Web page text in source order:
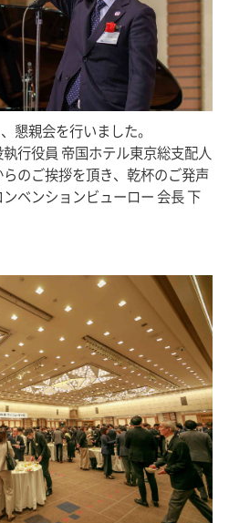
懇親会を行いました。
行役員 帝国ホテル東京総支配人
のご挨拶を頂き、乾杯のご発声
ベンションビューロー 会長 下